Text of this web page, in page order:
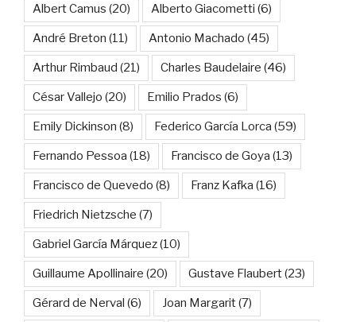
Albert Camus (20) Alberto Giacometti (6)
André Breton (11) Antonio Machado (45)
Arthur Rimbaud (21) Charles Baudelaire (46)
César Vallejo (20) Emilio Prados (6)
Emily Dickinson (8) Federico García Lorca (59)
Fernando Pessoa (18) Francisco de Goya (13)
Francisco de Quevedo (8) Franz Kafka (16)
Friedrich Nietzsche (7)
Gabriel García Márquez(10)
Guillaume Apollinaire (20) Gustave Flaubert(23)
Gérard de Nerval (6) Joan Margarit(7)